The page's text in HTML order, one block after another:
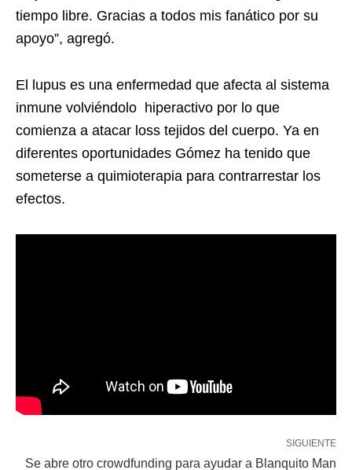
tiempo libre. Gracias a todos mis fanático por su
apoyo”, agregó.
El lupus es una enfermedad que afecta al sistema
inmune volviéndolo hiperactivo por lo que
comienza a atacar loss tejidos del cuerpo. Ya en
diferentes oportunidades Gómez ha tenido que
someterse a quimioterapia para contrarrestar los
efectos.
SIGUIENTE
Se abre otro crowdfunding para ayudar a Blanquito Man